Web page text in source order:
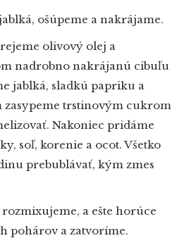
ošúpeme a nakrájame.
olivový olej a
nadrobno nakrájanú cibuľu
jablká, sladkú papriku a
zasypeme trstinovým cukrom
Nakoniec pridáme
soľ, korenie a ocot. Všetko
prebublávať, kým zmes
a ešte horúce
pohárov a zatvoríme.